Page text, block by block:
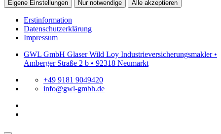
Eigene Einstellungen Nur notwendige Alle akzeptieren
Erstinformation
Datenschutzerklärung
Impressum
GWL GmbH Glaser Wild Loy Industrieversicherungsmakler •
Amberger Straße 2 b • 92318 Neumarkt
+49 9181 9049420
info@gwl-gmbh.de